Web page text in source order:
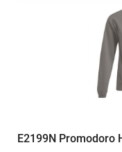
E2199N Promodoro